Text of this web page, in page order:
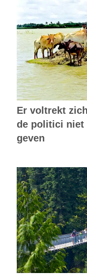
Er voltrekt
de politici niet
geven